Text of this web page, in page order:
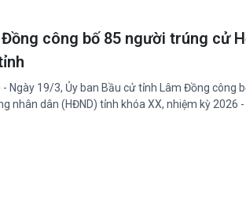
công bố 85 người trúng cử
- Ngày 19/3, Ủy ban Bầu cử tỉnh Lâm Đồng công
nhân dân (HĐND) tỉnh khóa XX, nhiệm kỳ 2026 -